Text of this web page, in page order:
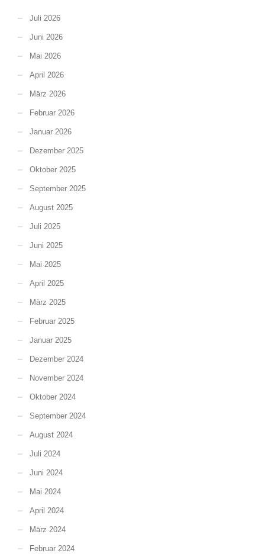
Juli 2026
Juni 2026
Mai 2026
April 2026
März 2026
Februar 2026
Januar 2026
Dezember 2025
Oktober 2025
September 2025
August 2025
Juli 2025
Juni 2025
Mai 2025
April 2025
März 2025
Februar 2025
Januar 2025
Dezember 2024
November 2024
Oktober 2024
September 2024
August 2024
Juli 2024
Juni 2024
Mai 2024
April 2024
März 2024
Februar 2024